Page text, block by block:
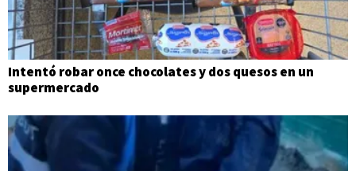
Intentó robar once chocolates y dos quesos en un
supermercado